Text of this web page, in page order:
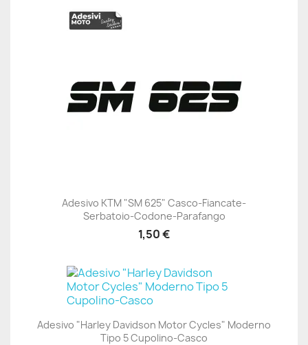
Adesivo KTM "SM 625" Casco-Fiancate-
Serbatoio-Codone-Parafango
1,50 €
Adesivo "Harley Davidson Motor Cycles" Moderno
Tipo 5 Cupolino-Casco